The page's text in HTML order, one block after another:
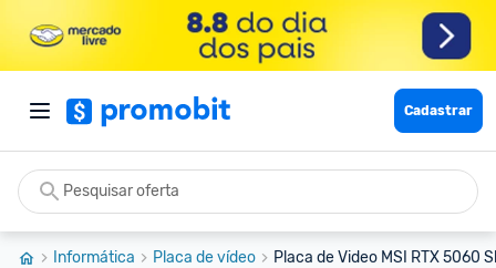
Cadastrar
Informática Placa de vídeo Placa de Video MSI RTX 5060